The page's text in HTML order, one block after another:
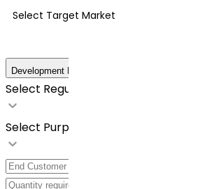
Select Target Market
Development Details
Select Regulatory Requirements
Select Purpose